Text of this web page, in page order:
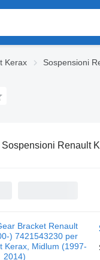
Kerax Sospensioni
Sospensioni Renault